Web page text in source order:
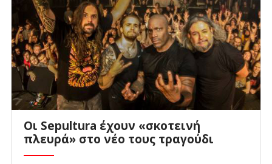
Οι Sepultura έχουν «σκοτεινή
πλευρά» στο νέο τους τραγούδι